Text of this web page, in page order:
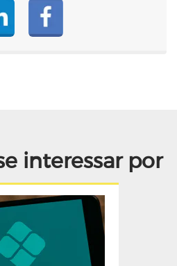
interessar por